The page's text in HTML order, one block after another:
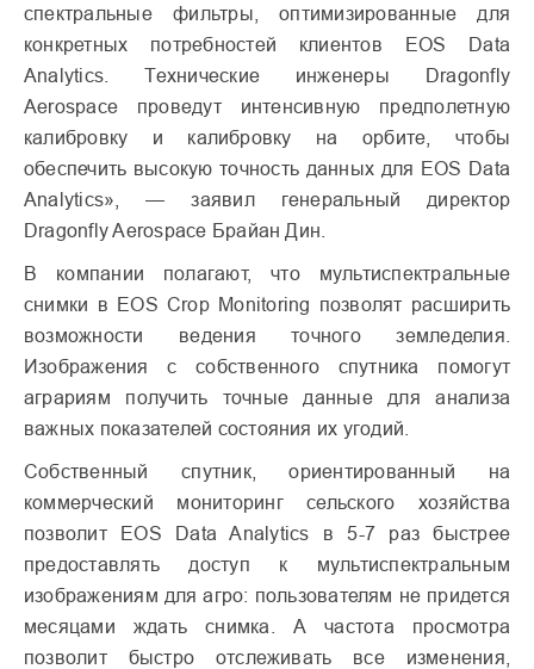
спектральные фильтры, оптимизированные для
конкретных потребностей клиентов EOS Data
Analytics. Технические инженеры Dragonfly
Aerospace проведут интенсивную предполетную
калибровку и калибровку на орбите, чтобы
обеспечить высокую точность данных для EOS Data
Analytics», — заявил генеральный директор
Dragonfly Aerospace Брайан Дин.
В компании полагают, что мультиспектральные
снимки в EOS Crop Monitoring позволят расширить
возможности ведения точного земледелия.
Изображения с собственного спутника помогут
аграриям получить точные данные для анализа
важных показателей состояния их угодий.
Собственный спутник, ориентированный на
коммерческий мониторинг сельского хозяйства
позволит EOS Data Analytics в 5-7 раз быстрее
предоставлять доступ к мультиспектральным
изображениям для агро: пользователям не придется
месяцами ждать снимка. А частота просмотра
позволит быстро отслеживать все изменения,